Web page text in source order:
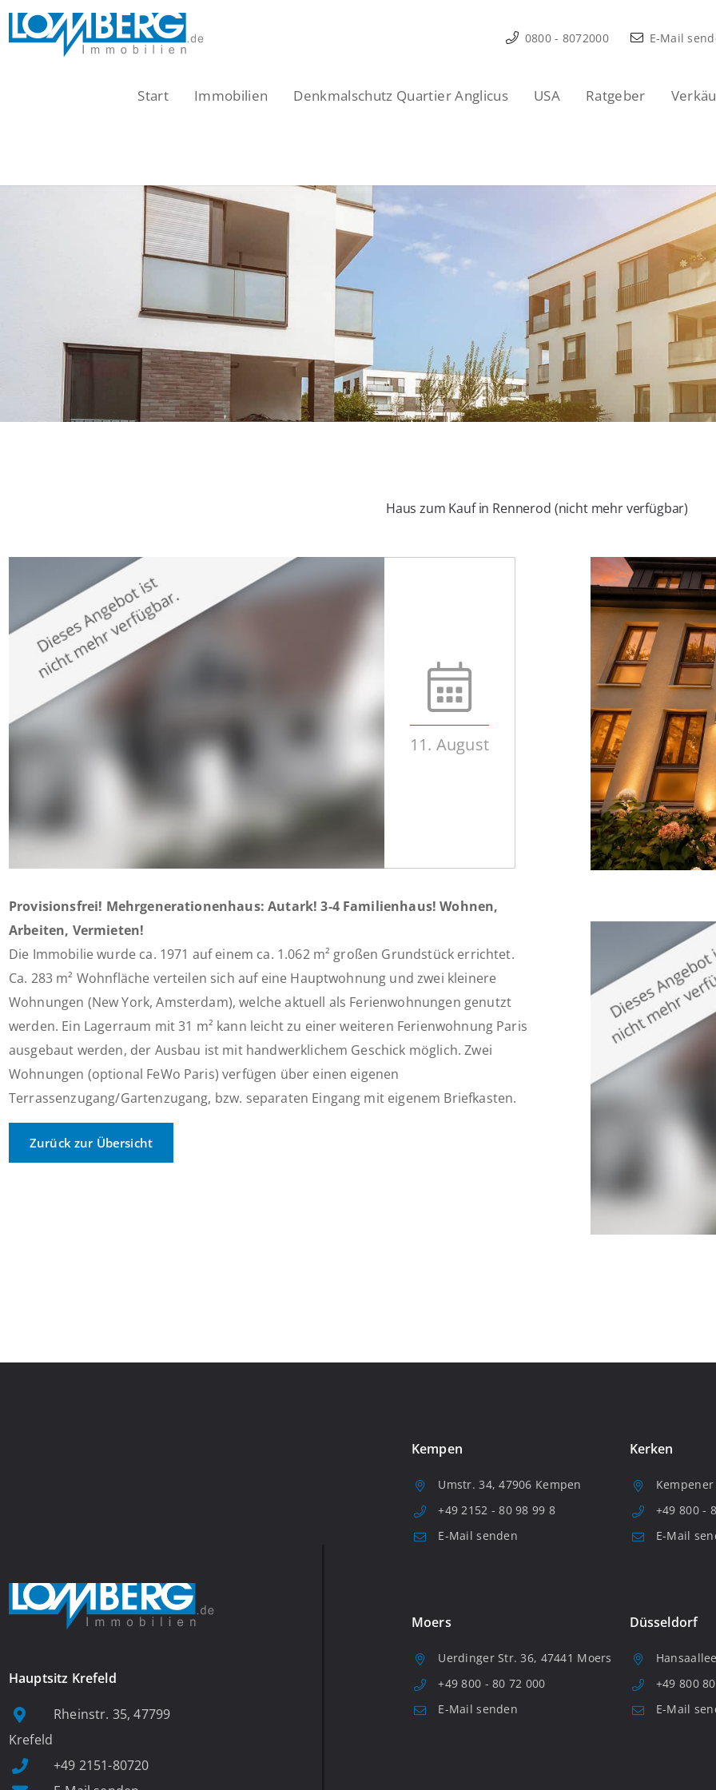
Zum
Inhalt
0800 - 8072000 E-Mail
Start Immobilien Denkmalschutz Quartier Anglicus USA Ratgeber
Haus zum Kauf in Rennerod (nicht mehr verfügbar)
11. August
Provisionsfrei! Mehrgenerationenhaus: Autark! 3-4 Familienhaus! Wohnen,
Arbeiten, Vermieten!
Die Immobilie wurde ca. 1971 auf einem ca. 1.062 m² großen Grundstück errichtet.
Ca. 283 m² Wohnfläche verteilen sich auf eine Hauptwohnung und zwei kleinere
Wohnungen (New York, Amsterdam), welche aktuell als Ferienwohnungen genutzt
werden. Ein Lagerraum mit 31 m² kann leicht zu einer weiteren Ferienwohnung Paris
ausgebaut werden, der Ausbau ist mit handwerklichem Geschick möglich. Zwei
Wohnungen (optional FeWo Paris) verfügen über einen eigenen
Terrassenzugang/Gartenzugang, bzw. separaten Eingang mit eigenem Briefkasten.
Zurück zur Übersicht
Hauptsitz Krefeld
Rheinstr. 35, 47799
Krefeld
+49 2151-80720
Kempen
Umstr. 34, 47906 Kempen
+49 2152 - 80 98 99 8
E-Mail senden
Kerken
+49 800 -
E-Mail
Moers
Uerdinger Str. 36, 47441 Moers
+49 800 - 80 72 000
E-Mail senden
Düsseldorf
+49 800
E-Mail